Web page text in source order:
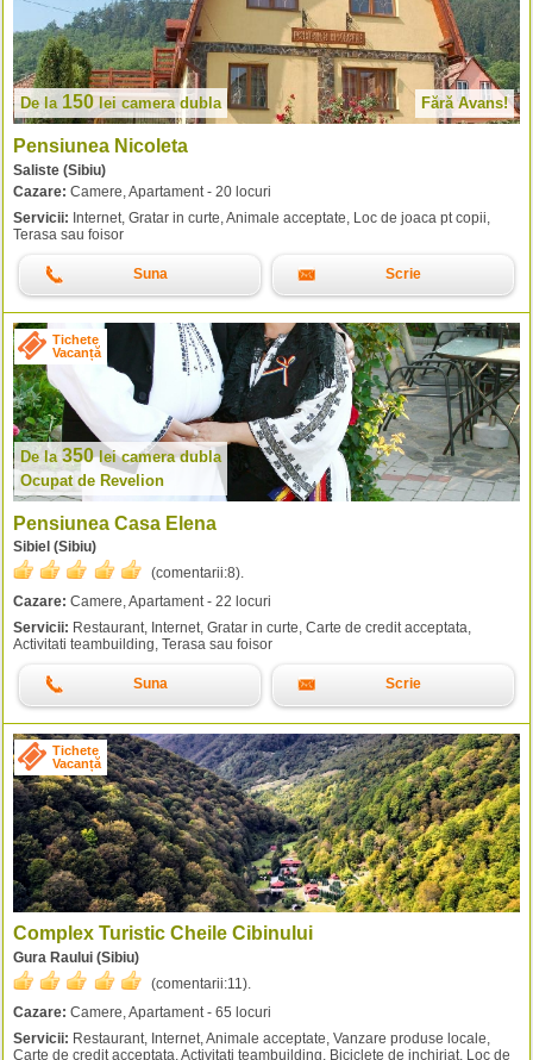
De la 150 lei camera dubla Fără Avans!
Pensiunea Nicoleta
Saliste (Sibiu)
Cazare: Camere, Apartament - 20 locuri
Servicii: Internet, Gratar in curte, Animale acceptate, Loc de joaca pt copii,
Terasa sau foisor
Suna Scrie
Tichete
Vacanță
De la 350leicamera dubla
Ocupat de Revelion
Pensiunea Casa Elena
Sibiel (Sibiu)
(comentarii:8).
Cazare: Camere, Apartament - 22 locuri
Servicii: Restaurant, Internet, Gratar in curte, Carte de credit acceptata,
Activitati teambuilding, Terasa sau foisor
Suna Scrie
Tichete
Vacanță
Complex Turistic Cheile Cibinului
Gura Raului (Sibiu)
(comentarii:11 ).
Cazare: Camere, Apartament - 65 locuri
Servicii: Restaurant, Internet, Animale acceptate, Vanzare produse locale,
Carte de credit acceptata, Activitati teambuilding, Biciclete de inchiriat, Loc de